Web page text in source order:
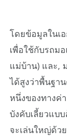
โดยข้อมูลในเ
เพื่อใช้กับรถม
แม่บ้าน) และ,
ได้สูงว่าพื้นฐา
หนึ่งของทางค่
บังคับเลี้ยวแบ
จะเล่นใหญ่ด้ว